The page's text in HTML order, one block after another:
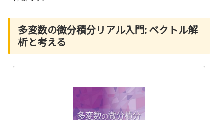
多変数の微分積分リアル入門: ベクトル解
析と考える